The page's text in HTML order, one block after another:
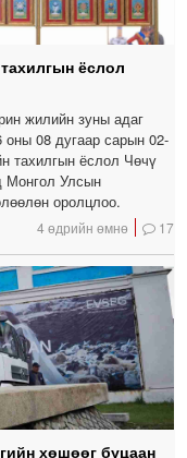
ёслол
жилийн зуны адаг
08 дугаар сарын 02-
тахилгын ёслол Чөчү
Монгол Улсын
оролцлоо.
4 өдрийн өмнө 17
хөшөөг буцаан